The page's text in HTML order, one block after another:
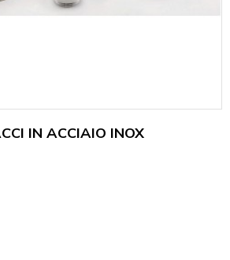
IN ACCIAIO INOX